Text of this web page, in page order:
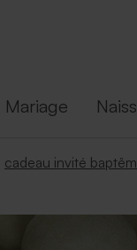
Mariage
cadeau invité